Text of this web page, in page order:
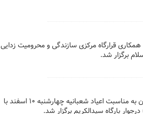
توزیع هزار سری جهیزیه به زوج‌های جوان پنجشنبه ۱۱ اسفند ۱۴۰۱ با همکاری قرارگاه مرکزی سازندگی و محرومیت زدایی
برگزار شد.
هفدهمین رزمایش کمک مومنانه سپاه حضرت سیدالشهدا(ع) استان تهران به مناسبت اعیاد شعبانیه چهارشنبه ۱۰ اسفند با
بارگاه سیدالکریم برگزار شد.